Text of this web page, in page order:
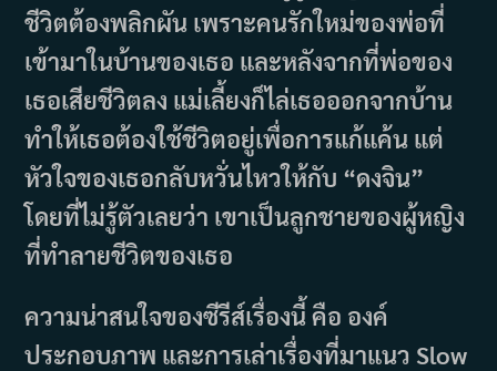
ชีวิตต้องพลิกผัน เพราะคนรักใหม่ของพ่อที่
เข้ามาในบ้านของเธอ และหลังจากที่พ่อของ
เธอเสียชีวิตลง แม่เลี้ยงก็ไล่เธอออกจากบ้าน
ทำให้เธอต้องใช้ชีวิตอยู่เพื่อการแก้แค้น แต่
หัวใจของเธอกลับหวั่นไหวให้กับ “ดงจิน”
โดยที่ไม่รู้ตัวเลยว่า เขาเป็นลูกชายของผู้หญิง
ที่ทำลายชีวิตของเธอ
ความน่าสนใจของซีรีส์เรื่องนี้ คือ องค์
ประกอบภาพ และการเล่าเรื่องที่มาแนว Slow